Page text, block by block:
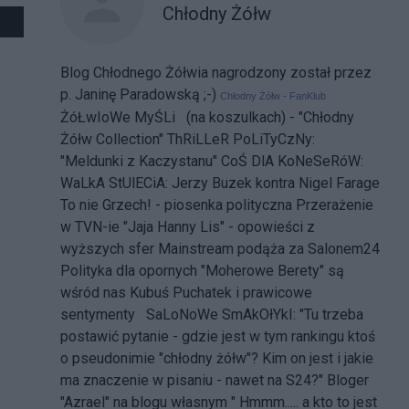
Chłodny Żółw
Blog Chłodnego Żółwia nagrodzony został przez
p. Janinę Paradowską ;-) Chłodny Żółw - FanKlub
ŻóŁwIoWe MyŚLi (na koszulkach) - "Chłodny
Żółw Collection" ThRiLLeR PoLiTyCzNy:
"Meldunki z Kaczystanu" CoŚ DlA KoNeSeRóW:
WaLkA StUlECiA: Jerzy Buzek kontra Nigel Farage
To nie Grzech! - piosenka polityczna Przerażenie
w TVN-ie "Jaja Hanny Lis" - opowieści z
wyższych sfer Mainstream podąża za Salonem24
Polityka dla opornych "Moherowe Berety" są
wśród nas Kubuś Puchatek i prawicowe
sentymenty SaLoNoWe SmAkOłYkI: "Tu trzeba
postawić pytanie - gdzie jest w tym rankingu ktoś
o pseudonimie "chłodny żółw"? Kim on jest i jakie
ma znaczenie w pisaniu - nawet na S24?" Bloger
"Azrael" na blogu własnym " Hmmm..... a kto to jest